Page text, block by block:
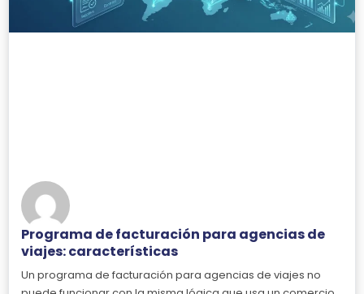
Programa de facturación para agencias de
viajes: características
Un programa de facturación para agencias de viajes no